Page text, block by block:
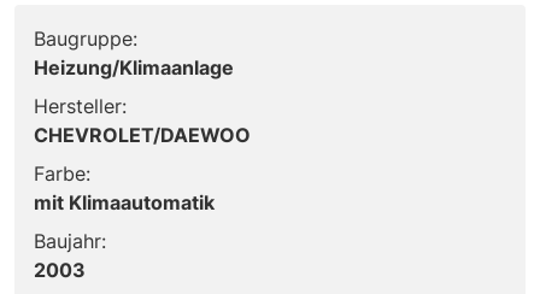
Baugruppe:
Heizung/Klimaanlage
Hersteller:
CHEVROLET/DAEWOO
Farbe:
mit Klimaautomatik
Baujahr:
2003